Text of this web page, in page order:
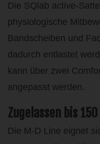
Die SQlab active-
physiologische
Bandscheiben und
dadurch entlastet
kann über zwei
angepasst werden.
Zugelassen bis
Die M-D Line eignet